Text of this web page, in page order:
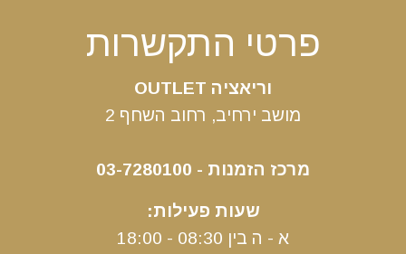
פרטי התקשרות
וריאציה OUTLET
מושב ירחיב, רחוב השחף 2
מרכז הזמנות - 03-7280100
שעות פעילות:
א - ה בין 08:30 - 18:00